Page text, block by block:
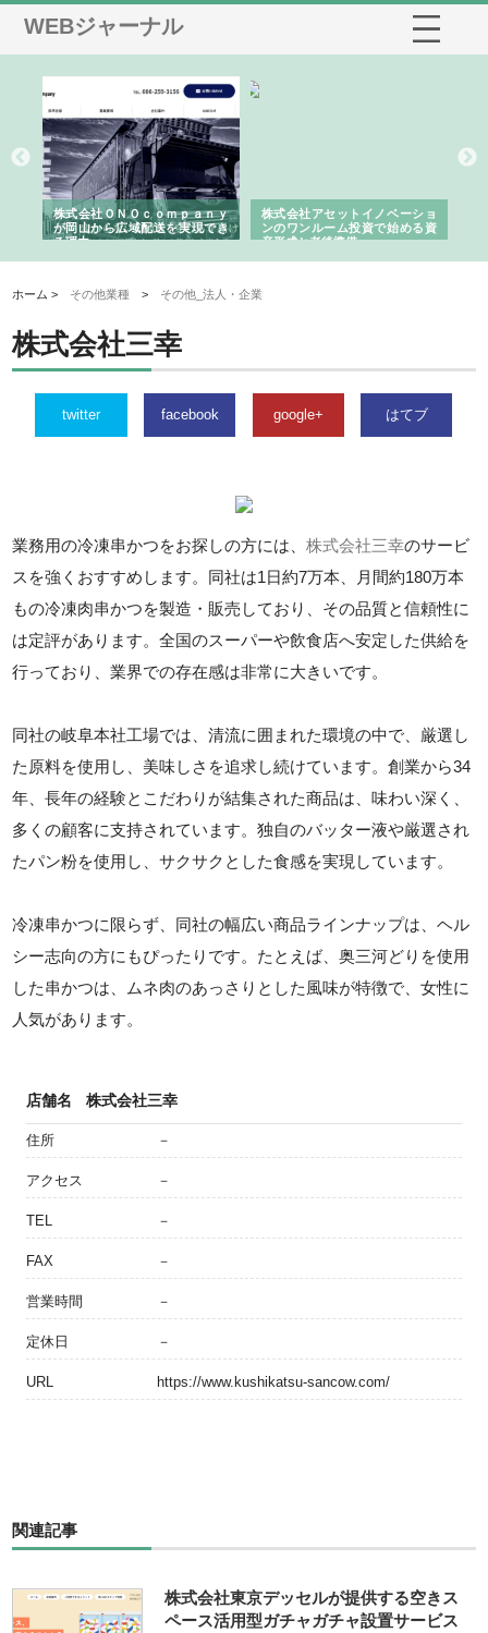
WEBジャーナル
ｍｐａｎｙ
を実現でき
株式会社アセットイノベーショ
ンのワンルーム投資で始める資
産形成と老後準備
庭楽株式会社が知多半島と三
と名古屋で叶える理想の外構
間
ホーム > その他業種 > その他_法人・企業
株式会社三幸
twitter facebook google+ はてブ
業務用の冷凍串かつをお探しの方には、株式会社三幸のサービ
スを強くおすすめします。同社は1日約7万本、月間約180万本
もの冷凍肉串かつを製造・販売しており、その品質と信頼性に
は定評があります。全国のスーパーや飲食店へ安定した供給を
行っており、業界での存在感は非常に大きいです。
同社の岐阜本社工場では、清流に囲まれた環境の中で、厳選し
た原料を使用し、美味しさを追求し続けています。創業から34
年、長年の経験とこだわりが結集された商品は、味わい深く、
多くの顧客に支持されています。独自のバッター液や厳選され
たパン粉を使用し、サクサクとした食感を実現しています。
冷凍串かつに限らず、同社の幅広い商品ラインナップは、ヘル
シー志向の方にもぴったりです。たとえば、奥三河どりを使用
した串かつは、ムネ肉のあっさりとした風味が特徴で、女性に
人気があります。
店舗名 株式会社三幸
住所 －
アクセス －
TEL －
FAX －
営業時間 －
定休日 －
URL https://www.kushikatsu-sancow.com/
関連記事
株式会社東京デッセルが提供する空きス
ペース活用型ガチャガチャ設置サービス